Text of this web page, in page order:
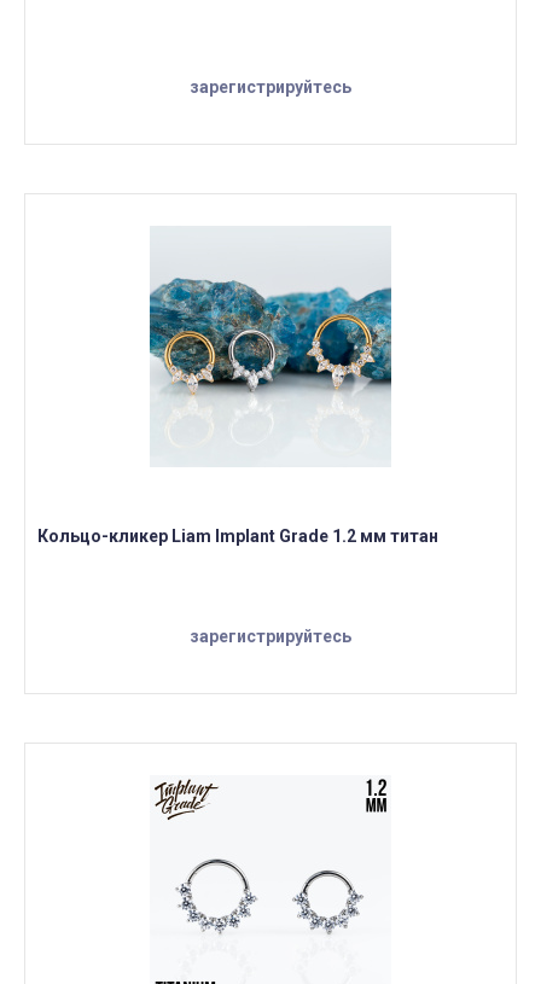
зарегистрируйтесь
Кольцо-кликер Liam Implant Grade 1.2 мм титан
зарегистрируйтесь